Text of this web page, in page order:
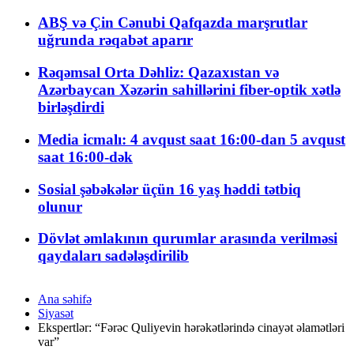
ABŞ və Çin Cənubi Qafqazda marşrutlar
uğrunda rəqabət aparır
Rəqəmsal Orta Dəhliz: Qazaxıstan və
Azərbaycan Xəzərin sahillərini fiber-optik xətlə
birləşdirdi
Media icmalı: 4 avqust saat 16:00-dan 5 avqust
saat 16:00-dək
Sosial şəbəkələr üçün 16 yaş həddi tətbiq
olunur
Dövlət əmlakının qurumlar arasında verilməsi
qaydaları sadələşdirilib
Ana səhifə
Siyasət
Ekspertlər: “Fərəc Quliyevin hərəkətlərində cinayət əlamətləri
var”